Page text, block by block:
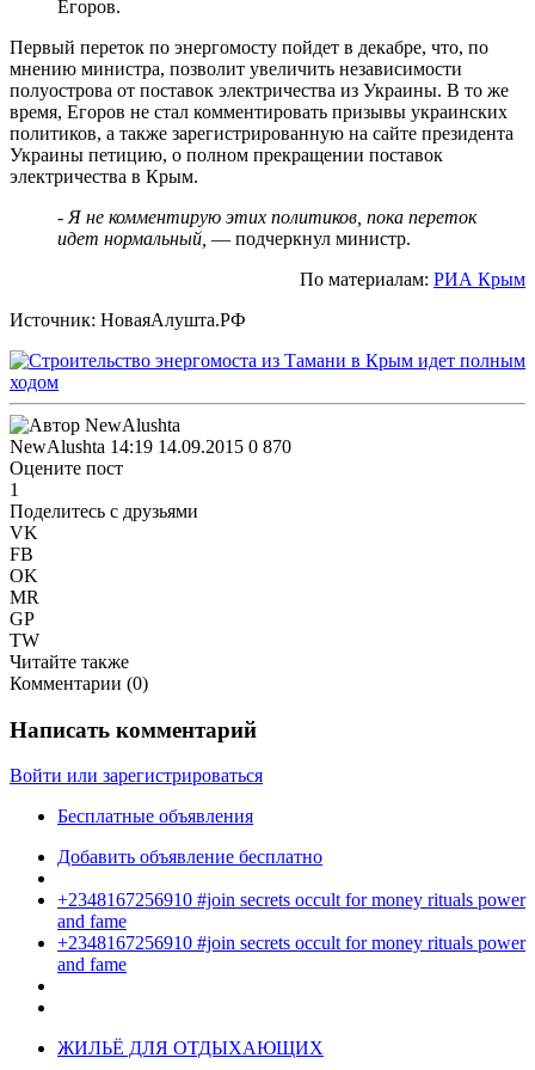
Егоров.
Первый переток по энергомосту пойдет в декабре, что, по
мнению министра, позволит увеличить независимости
полуострова от поставок электричества из Украины. В то же
время, Егоров не стал комментировать призывы украинских
политиков, а также зарегистрированную на сайте президента
Украины петицию, о полном прекращении поставок
электричества в Крым.
- Я не комментирую этих политиков, пока переток
идет нормальный, — подчеркнул министр.
По материалам: РИА Крым
Источник: НоваяАлушта.РФ
NewAlushta 14:19 14.09.2015 0 870
Оцените пост
1
Поделитесь с друзьями
VK
FB
OK
MR
GP
TW
Читайте также
Комментарии (0)
Написать комментарий
Войти или зарегистрироваться
Бесплатные объявления
Добавить объявление бесплатно
+2348167256910 #join secrets occult for money rituals power
and fame
+2348167256910 #join secrets occult for money rituals power
and fame
ЖИЛЬЁ ДЛЯ ОТДЫХАЮЩИХ